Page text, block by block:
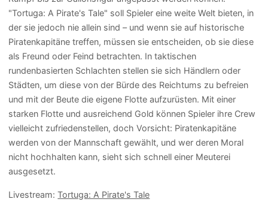
"Tortuga: A Pirate's Tale" soll Spieler eine weite Welt bieten, in
der sie jedoch nie allein sind – und wenn sie auf historische
Piratenkapitäne treffen, müssen sie entscheiden, ob sie diese
als Freund oder Feind betrachten. In taktischen
rundenbasierten Schlachten stellen sie sich Händlern oder
Städten, um diese von der Bürde des Reichtums zu befreien
und mit der Beute die eigene Flotte aufzurüsten. Mit einer
starken Flotte und ausreichend Gold können Spieler ihre Crew
vielleicht zufriedenstellen, doch Vorsicht: Piratenkapitäne
werden von der Mannschaft gewählt, und wer deren Moral
nicht hochhalten kann, sieht sich schnell einer Meuterei
ausgesetzt.
Livestream:Tortuga: A Pirate's Tale